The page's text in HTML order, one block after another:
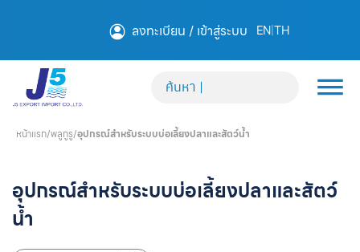
ลงทะเบียน / เข้าสู่ระบบ EN|TH
หน้าแรก/พลูกูรู/อุปกรณ์สำหรับระบบบ่อเลี้ยงปลาและสัตว์น้ำ
อุปกรณ์สำหรับระบบบ่อเลี้ยงปลาและสัตว์
น้ำ